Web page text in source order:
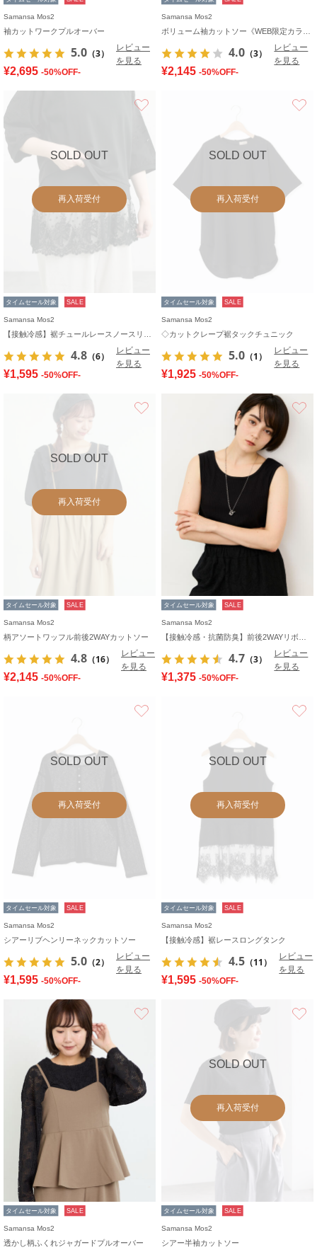
Samansa Mos2
袖カットワークプルオーバー
5.0 （3）
レビュー
を見る
¥2,695 -50%OFF-
Samansa Mos2
4.0 （3）
レビュー
を見る
¥2,145 -50%OFF-
SOLD OUT
再入荷受付
タイムセール対象 SALE
Samansa Mos2
4.8 （6）
レビュー
を見る
¥1,595 -50%OFF-
SOLD OUT
再入荷受付
タイムセール対象 SALE
Samansa Mos2
◇カットクレープ裾タックチュニック
5.0 （1）
レビュー
を見る
¥1,925 -50%OFF-
SOLD OUT
再入荷受付
タイムセール対象 SALE
Samansa Mos2
柄アソートワッフル前後2WAYカットソー
4.8 （16）
レビュー
を見る
¥2,145 -50%OFF-
タイムセール対象 SALE
Samansa Mos2
4.7 （3）
レビュー
を見る
¥1,375 -50%OFF-
SOLD OUT
再入荷受付
タイムセール対象 SALE
Samansa Mos2
シアーリブヘンリーネックカットソー
5.0 （2）
レビュー
を見る
¥1,595 -50%OFF-
SOLD OUT
再入荷受付
タイムセール対象 SALE
Samansa Mos2
【接触冷感】裾レースロングタンク
4.5 （11）
レビュー
を見る
¥1,595 -50%OFF-
タイムセール対象 SALE
Samansa Mos2
透かし柄ふくれジャガードプルオーバー
SOLD OUT
再入荷受付
タイムセール対象 SALE
Samansa Mos2
シアー半袖カットソー